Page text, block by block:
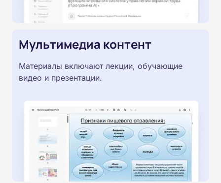
Мультимедиа контент
Материалы включают лекции, обучающие
видео и презентации.